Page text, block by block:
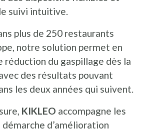
suivi intuitive.
plus de 250 restaurants
notre solution permet en
réduction du gaspillage dès la
des résultats pouvant
les deux années qui suivent.
KIKLEO accompagne les
démarche d’amélioration